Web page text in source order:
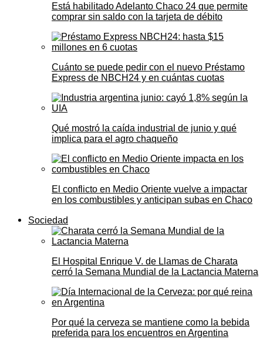
Está habilitado Adelanto Chaco 24 que permite
comprar sin saldo con la tarjeta de débito
Cuánto se puede pedir con el nuevo Préstamo
Express de NBCH24 y en cuántas cuotas
Qué mostró la caída industrial de junio y qué
implica para el agro chaqueño
El conflicto en Medio Oriente vuelve a impactar
en los combustibles y anticipan subas en Chaco
Sociedad
El Hospital Enrique V. de Llamas de Charata
cerró la Semana Mundial de la Lactancia Materna
Por qué la cerveza se mantiene como la bebida
preferida para los encuentros en Argentina